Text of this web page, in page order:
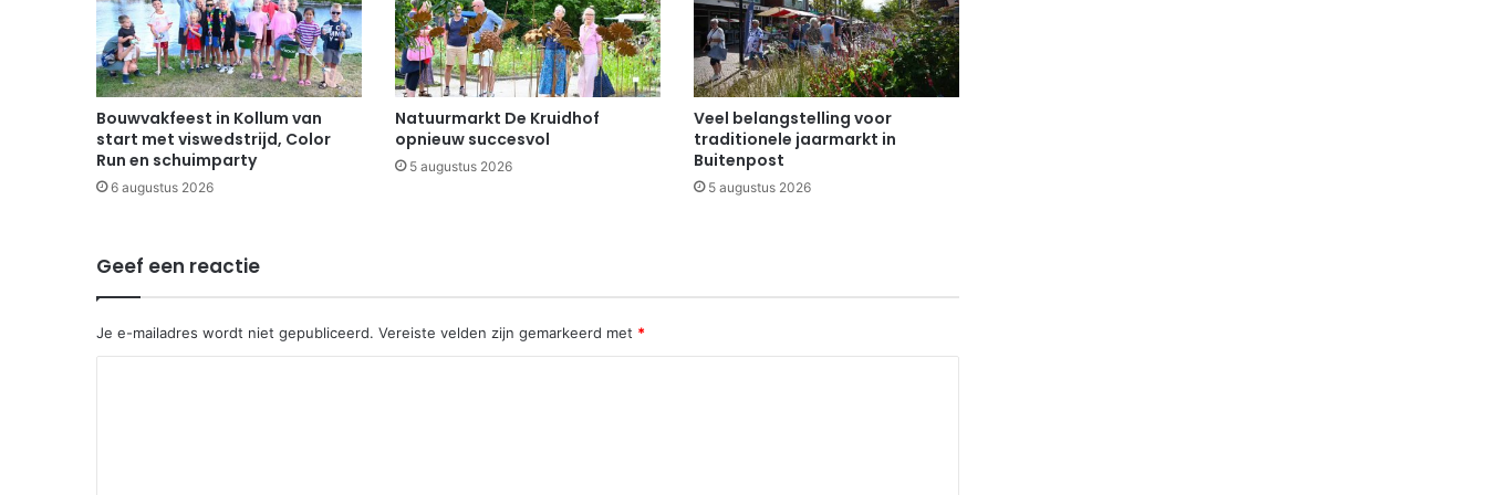
Bouwvakfeest in Kollum van
start met viswedstrijd, Color
Run en schuimparty
6 augustus 2026
Natuurmarkt De Kruidhof
opnieuw succesvol
5 augustus 2026
Veel belangstelling voor
traditionele jaarmarkt in
Buitenpost
5 augustus 2026
Geef een reactie
Je e-mailadres wordt niet gepubliceerd. Vereiste velden zijn gemarkeerd met *